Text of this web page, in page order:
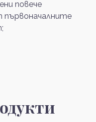
повече
първоначалните